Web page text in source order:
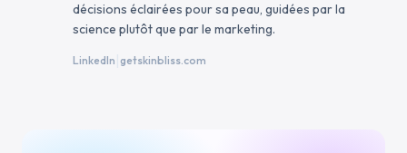
décisions éclairées pour sa peau, guidées par la
science plutôt que par le marketing.
LinkedIn getskinbliss.com